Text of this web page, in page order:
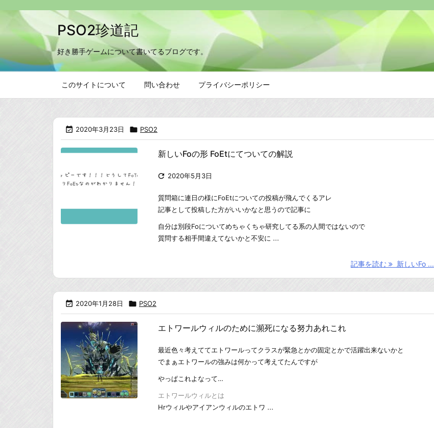
PSO2珍道記
好き勝手ゲームについて書いてるブログです。
このサイトについて 問い合わせ プライバシーポリシー
 2020年3月23日  PSO2
新しいFoの形 FoEtにてついての解説
 2020年5月3日
質問箱に連日の様にFoEtについての投稿が飛んでくるアレ
記事として投稿した方がいいかなと思うので記事に
自分は別段Foについてめちゃくちゃ研究してる系の人間ではないので
質問する相手間違えてないかと不安に ...
記事を読む 新しいFo ...
 2020年1月28日  PSO2
エトワールウィルのために瀕死になる努力あれこれ
最近色々考えててエトワールってクラスが緊急とかの固定とかで活躍出来ないかと
でまぁエトワールの強みは何かって考えてたんですが
やっぱこれよなって…
エトワールウィルとは
Hrウィルやアイアンウィルのエトワ ...